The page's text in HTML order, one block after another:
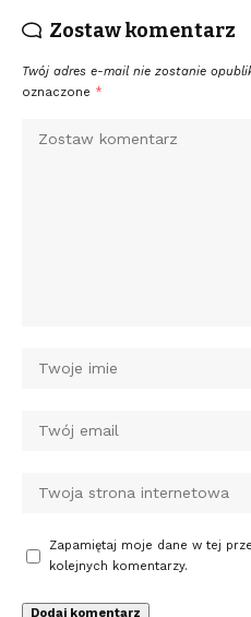
Zostaw komentarz
Twój adres e-mail nie zostanie
oznaczone *
Zapamiętaj moje dane w tej
kolejnych komentarzy.